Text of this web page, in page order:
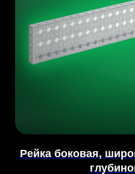
Рейка боковая,